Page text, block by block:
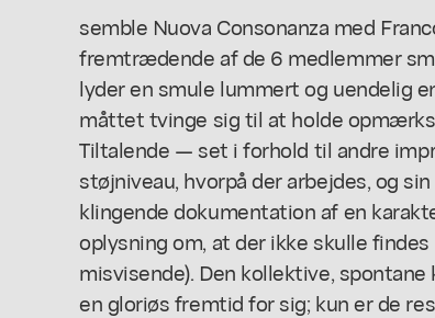
semble Nuova Consonanza med
fremtrædende af de 6 medlemmer
lyder en smule lummert og uendelig
måttet tvinge sig til at holde
Tiltalende — set i forhold til andre
støjniveau, hvorpå der arbejdes, og
klingende dokumentation af en
oplysning om, at der ikke skulle
misvisende). Den kollektive,
en gloriøs fremtid for sig; kun er de